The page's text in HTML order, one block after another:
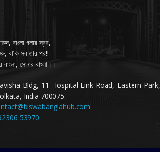
বাংলা গলার স্বর,
বাকি সব তার পর!!
সোনার বাংলা।।
Bldg, 11 Hospital Link Road, Eastern Park,
India 700075.
53970